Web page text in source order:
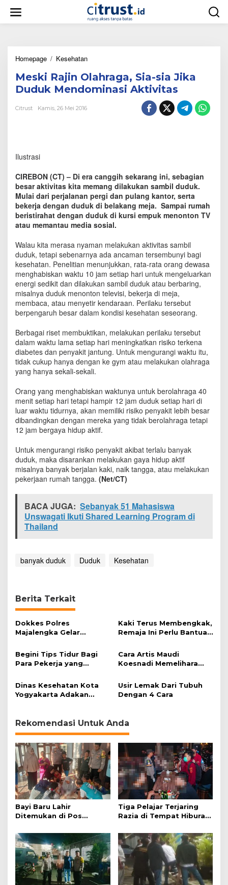
w
Homepage / Kesehatan
s
k
i
h
r
a
g
a
,
i
a
-
s
i
a
J
i
k
D
u
d
u
k
e
n
d
o
m
i
a
s
i
A
i
v
Meski Rajin Olahraga, Sia-sia Jika
Duduk Mendominasi Aktivitas
Citrust Kamis, 26 Mei 2016
Ilustrasi
CIREBON (CT) – Di era canggih sekarang ini, sebagian
besar aktivitas kita memang dilakukan sambil duduk.
Mulai dari perjalanan pergi dan pulang kantor, serta
bekerja dengan duduk di belakang meja. Sampai rumah
beristirahat dengan duduk di kursi empuk menonton TV
atau memantau media sosial.
Walau kita merasa nyaman melakukan aktivitas sambil
duduk, tetapi sebenarnya ada ancaman tersembunyi bagi
kesehatan. Penelitian menunjukkan, rata-rata orang dewasa
menghabiskan waktu 10 jam setiap hari untuk mengeluarkan
energi sedikit dan dilakukan sambil duduk atau berbaring,
misalnya duduk menonton televisi, bekerja di meja,
membaca, atau menyetir kendaraan. Perilaku tersebut
berpengaruh besar dalam kondisi kesehatan seseorang.
Berbagai riset membuktikan, melakukan perilaku tersebut
dalam waktu lama setiap hari meningkatkan risiko terkena
diabetes dan penyakit jantung. Untuk mengurangi waktu itu,
tidak cukup hanya dengan ke gym atau melakukan olahraga
yang hanya sekali-sekali.
Orang yang menghabiskan waktunya untuk berolahraga 40
menit setiap hari tetapi hampir 12 jam duduk setiap hari di
luar waktu tidurnya, akan memiliki risiko penyakit lebih besar
dibandingkan dengan mereka yang tidak berolahraga tetapi
12 jam bergaya hidup aktif.
Untuk mengurangi risiko penyakit akibat terlalu banyak
duduk, maka disarankan melakukan gaya hidup aktif
misalnya banyak berjalan kaki, naik tangga, atau melakukan
pekerjaan rumah tangga. (Net/CT)
BACA JUGA: Sebanyak 51 Mahasiswa
Unswagati Ikuti Shared Learning Program di
Thailand
banyak duduk Duduk Kesehatan
Berita Terkait
Dokkes Polres
Majalengka Gelar
Gratis
Kaki Terus Membengkak,
Remaja Ini Perlu Bantuan
Begini Tips Tidur Bagi
Para Pekerja yang
Cara Artis Maudi
Koesnadi Memelihara
Dinas Kesehatan Kota
Yogyakarta Adakan
Usir Lemak Dari Tubuh
Dengan 4 Cara
Rekomendasi Untuk Anda
Bayi Baru Lahir
Ditemukan di Pos
Tiga Pelajar Terjaring
Razia di Tempat Hiburan